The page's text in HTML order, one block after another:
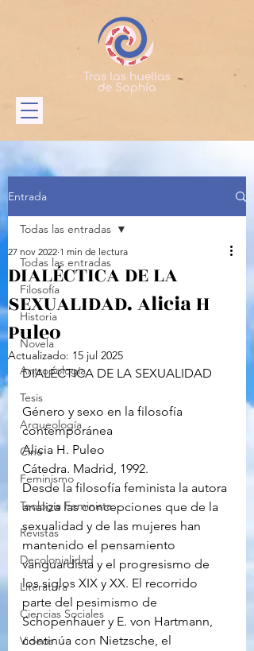
Entrada
Todas las entradas
Filosofía
Historia
Novela
Antropología
Tesis
Arqueología
Cine
Feminismo
Teología Feminista
Revistas
Decolonialidad
Literatura
Ciencias Sociales
Videos
Todas las entradas
DIALÉCTICA DE LA
SEXUALIDAD. Alicia H
Puleo
27 nov 2022 1 min de lectura
Actualizado: 15 jul 2025
DIALÉCTICA DE LA SEXUALIDAD
Género y sexo en la filosofía
contemporánea
Alicia H. Puleo
Cátedra. Madrid, 1992.
Desde la filosofía feminista la autora
analiza las concepciones que de la
sexualidad y de las mujeres han
mantenido el pensamiento
vanguardista y el progresismo de
los siglos XIX y XX. El recorrido
parte del pesimismo de
Schopenhauer y E. von Hartmann,
continúa con Nietzsche, el